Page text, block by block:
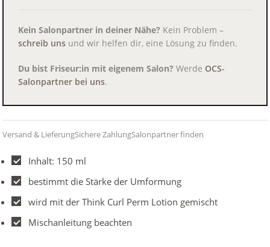
Kein Salonpartner in deiner Nähe?Kein Problem –
schreib unsund wir helfen dir, eine Lösung zu finden.
Du bist Friseur:in mit eigenem Salon?Werde OCS-
Salonpartner bei uns.
Versand & LieferungSichere ZahlungSalonpartner finden
Inhalt: 150 ml
bestimmt die Stärke der Umformung
wird mit der Think Curl Perm Lotion gemischt
Mischanleitung beachten